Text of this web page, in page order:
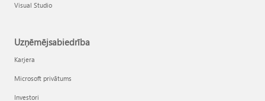
Visual Studio
Uzņēmējsabiedrība
Karjera
Microsoft privātums
Investori